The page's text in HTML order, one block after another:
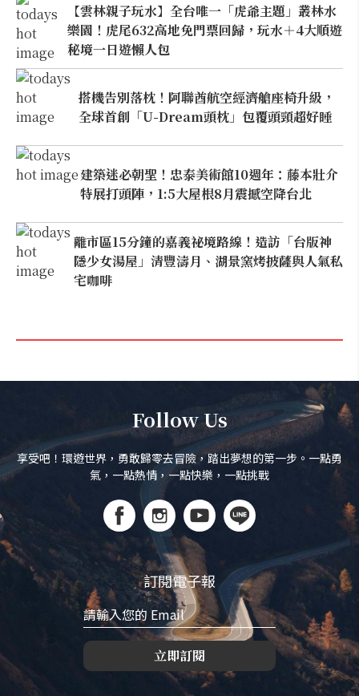
【雲林親子玩水】全台唯一「虎爺主題」叢林水
樂園！虎尾632高地免門票回歸，玩水＋4大順遊
秘境一日遊懶人包
搭機告別落枕！阿聯酋航空經濟艙座椅升級，
全球首創「U-Dream頭枕」包覆頭頸超好睡
建築迷必朝聖！忠泰美術館10週年：藤本壯介
特展打頭陣，1:5大屋根8月震撼空降台北
離市區15分鐘的嘉義祕境路線！造訪「台版神
隱少女湯屋」清豐濤月、湖景窯烤披薩與人氣私
宅咖啡
Follow Us
享受吧！環遊世界，勇敢歸零去冒險，踏出夢想的第一步。一點勇
氣，一點熱情，一點快樂，一點挑戰
訂閱電子報
立即訂閱